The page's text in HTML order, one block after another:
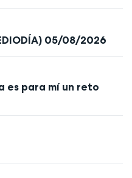
05/08/2026
es para mí un reto